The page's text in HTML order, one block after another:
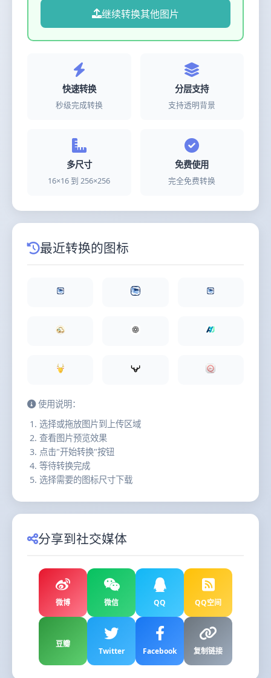
继续转换其他图片
快速转换
秒级完成转换
分层支持
支持透明背景
多尺寸
16×16 到 256×256
免费使用
完全免费转换
最近转换的图标
使用说明：
选择或拖放图片到上传区域
查看图片预览效果
点击"开始转换"按钮
等待转换完成
选择需要的图标尺寸下载
分享到社交媒体
微博 微信 QQ QQ空间
豆瓣
Twitter Facebook 复制链接